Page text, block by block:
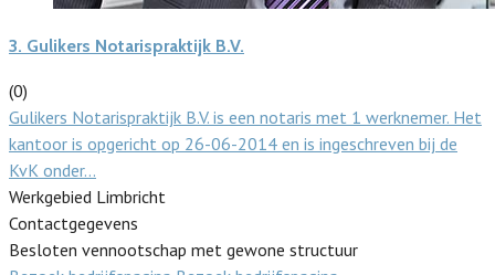
3. Gulikers Notarispraktijk B.V.
(0)
Gulikers Notarispraktijk B.V. is een notaris met 1 werknemer. Het
kantoor is opgericht op 26-06-2014 en is ingeschreven bij de
KvK onder…
Werkgebied Limbricht
Contactgegevens
Besloten vennootschap met gewone structuur